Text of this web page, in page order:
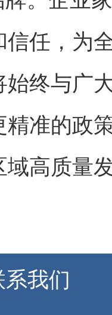
任，为
终与广
准的政
高质量
系我们